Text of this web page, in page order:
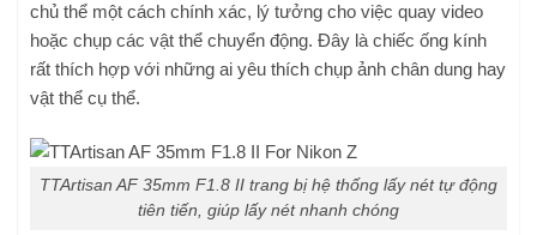
chủ thể một cách chính xác, lý tưởng cho việc quay video
hoặc chụp các vật thể chuyển động. Đây là chiếc ống kính
rất thích hợp với những ai yêu thích chụp ảnh chân dung hay
vật thể cụ thể.
TTArtisan AF 35mm F1.8 II trang bị hệ thống lấy nét tự động
tiên tiến, giúp lấy nét nhanh chóng